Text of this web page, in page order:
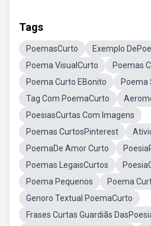
Tags
PoemasCurto
Exemplo
Poema VisualCurto
Poemas
Poema Curto EBonito
Poema
Tag Com PoemaCurto
PoesiasCurtas Com Imagens
Poemas CurtosPinterest
PoemaDe Amor Curto
Poemas LegaisCurtos
Poema Pequenos
Poema
Genoro Textual PoemaCurto
Frases Curtas Guardiãs